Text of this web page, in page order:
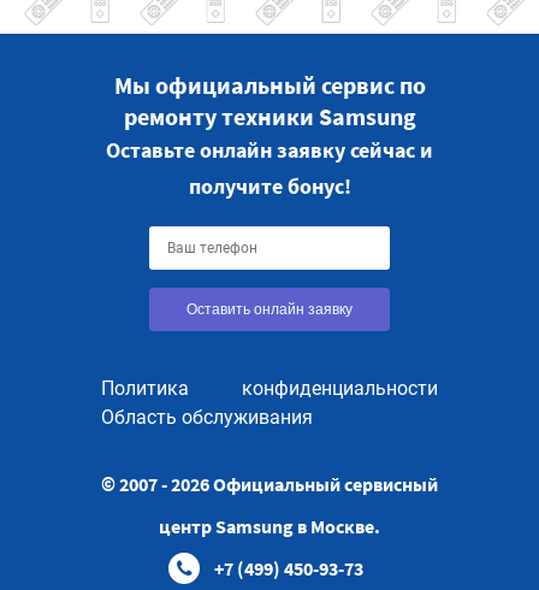
Мы официальный сервис по
ремонту техники Samsung
Оставьте онлайн заявку сейчас и
получите бонус!
Оставить онлайн заявку
Политика конфиденциальности
Область обслуживания
© 2007 - 2026 Официальный сервисный
центр Samsung в Москве.
+7 (499) 450-93-73